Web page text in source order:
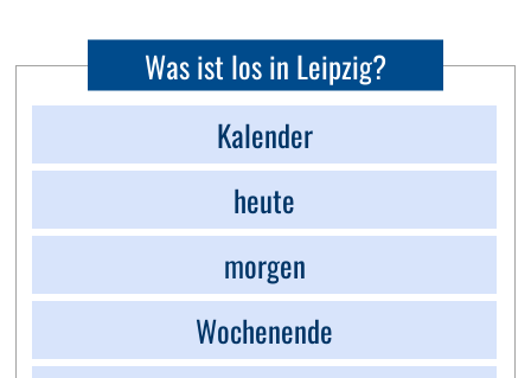
Was ist los in Leipzig?
Kalender
heute
morgen
Wochenende